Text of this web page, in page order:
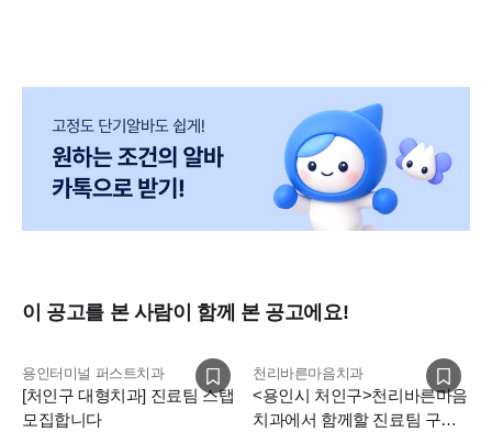
이 공고를 본 사람이 함께 본 공고에요!
용인터미널 퍼스트치과
[처인구 대형치과] 진료팀 스탭
모집합니다
천리바른마음치과
<용인시 처인구>천리바른마음
치과에서 함께할 진료팀 구인